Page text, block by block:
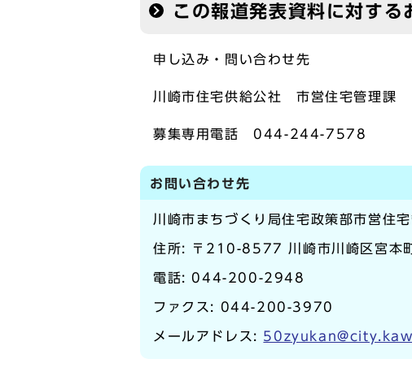
この報道発表資料に対する
申し込み・問い合わせ先
川崎市住宅供給公社 市営住宅管理課
募集専用電話 044-244-7578
お問い合わせ先
川崎市まちづくり局住宅政策部市営住
住所: 〒210-8577 川崎市川崎区宮本
電話: 044-200-2948
ファクス: 044-200-3970
メールアドレス: